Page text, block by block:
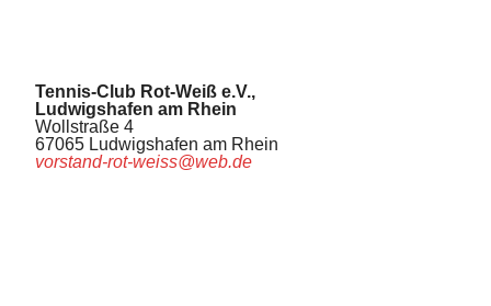
Tennis-Club Rot-Weiß e.V.,
Ludwigshafen am Rhein
Wollstraße 4
67065 Ludwigshafen am Rhein
vorstand-rot-weiss@web.de